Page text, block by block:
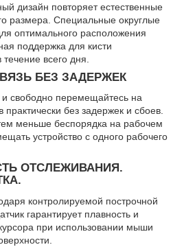
дизайн повторяет естественные
размера. Специальные округлые
оптимального расположения
поддержка для кисти
всего дня.
БЕЗ ЗАДЕРЖЕК
и свободно перемещайтесь на
без задержек и сбоев.
меньше беспорядка на рабочем
устройство с одного рабочего
ОТСЛЕЖИВАНИЯ.
контролируемой построчной
гарантирует плавность и
при использовании мыши